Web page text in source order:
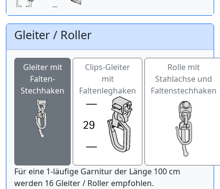
Gleiter / Roller
Gleiter mit
Falten-
Stechhaken
Clips-Gleiter
mit
Faltenleghaken
Rolle mit
Stahlachse und
Faltenstechhaken
Für eine 1-läufige Garnitur der Länge 100 cm
werden 16 Gleiter / Roller empfohlen.